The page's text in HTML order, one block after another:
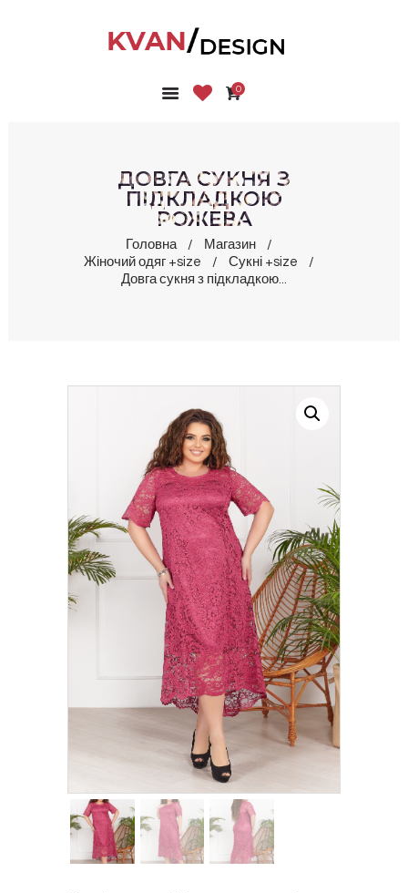
0
ДОВГА СУКНЯ З
ПІДКЛАДКОЮ
РОЖЕВА
Головна
Магазин
Жіночий одяг +size
Сукні +size
Довга сукня з підкладкою...
ГОЛОВНА
ПРО НАС
КОНТАКТИ
КАБІНЕТ